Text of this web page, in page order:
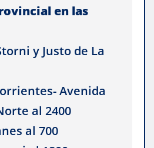
en las
y Justo de La
Avenida
al 2400
al 700